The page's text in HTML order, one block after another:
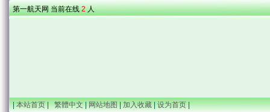
第一航天网 当前在线 2 人
| 本站首页 | 繁體中文 | 网站地图 | 加入收藏 | 设为首页 |